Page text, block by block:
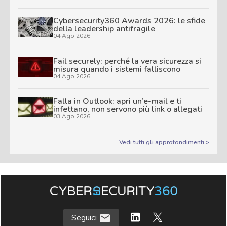
Cybersecurity360 Awards 2026: le sfide
della leadership antifragile
04 Ago 2026
Fail securely: perché la vera sicurezza si
misura quando i sistemi falliscono
04 Ago 2026
Falla in Outlook: apri un’e-mail e ti
infettano, non servono più link o allegati
03 Ago 2026
Vedi tutti gli approfondimenti >
Seguici